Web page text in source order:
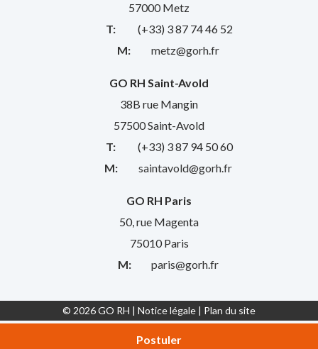
57000 Metz
T:
(+33) 3 87 74 46 52
M:
metz@gorh.fr
GO RH Saint-Avold
38B rue Mangin
57500 Saint-Avold
T:
(+33) 3 87 94 50 60
M:
saintavold@gorh.fr
GO RH Paris
50, rue Magenta
75010 Paris
M:
paris@gorh.fr
© 2026 GO RH | Notice légale | Plan du site